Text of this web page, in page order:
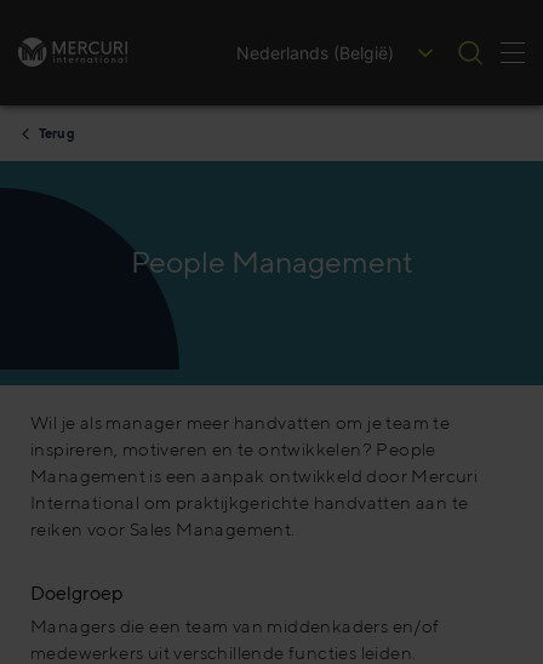
Ga naar inhoud
Nederlands (België)
Terug
People Management
Wil je als manager meer handvatten om je team te
inspireren, motiveren en te ontwikkelen? People
Management is een aanpak ontwikkeld door Mercuri
International om praktijkgerichte handvatten aan te
reiken voor Sales Management.
Doelgroep
Managers die een team van middenkaders en/of
medewerkers uit verschillende functies leiden.